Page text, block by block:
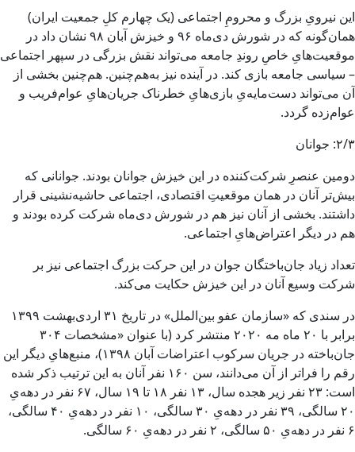
این نیرویِ بزرگ و محرومِ اجتماعی (یک چهارم کلِ جمعیت ایران)
همان‌گونه که در شورش دی‌ماه ۹۶ و خیزش آبان ۹۸ نشان داد در
موقعیت‌هایِ خاصِ روندِ جامعه می‌تواند نقش بزرگی در سپهر اجتماعی
– سیاسی جامعه‌ بازی کند. در آینده نیز به‌هم‌چنین. هم‌چنین بخشی از
آن می‌تواند دست‌مایه‌یِ بازی‌هایِ خطرناک جریان‌هایِ عوام‌فریب و
عوام‌زده گردد.
۲/۳: جوانان
دومین عنصرِ شرکت‌کننده در این خیزش جوانان بودند. جوانانی که
بیش‌تر آنان در همان موقعیتِ اقتصادی، اجتماعی حاشیه‌نشینی قرار
داشتند. بخشی از آنان نیز هم در شورش دی‌ماه شرکت کرده بودند و
هم در دیگر اعتراض‌هایِ اجتماعی.
تعداد زیاد جان‌باختگان جوان در این حرکت بزرگ اجتماعی نیز بر
شرکت وسیع آنان در این خیزش حکایت می‌کند.
در سندی که «سازمان عفو بین‌الملل» در تاریخ ۳۱ اردی‌بهشت ۱۳۹۹
برابر با ۲۰ ماه مه ۲۰۲۰ منتشر کرد (با عنوان «مشخصات ۳۰۴
جان‌باخته در جریان سرکوب اعتراضات آبان ۱۳۹۸)، منبع‌هایِ دیگر این
رقم را فراتر از آن می‌دانند، سن ۱۶۰ نفر آنان به این ترتیب ذکر شده
است: ۲۳ نفر زیر هجده سال، ۱۳ نفر ۱۸ تا ۱۹ سال، ۶۷ نفر در دهه‌یِ
۲۰ سالگی، ۳۹ نفر در دهه‌یِ ۳۰ سالگی، ۱۰ نفر در دهه‌یِ ۴۰ سالگی،
۶ نفر در دهه‌یِ ۵۰ سالگی، ۲ نفر در دهه‌یِ ۶۰ سالگی.